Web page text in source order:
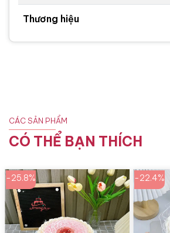
Thương hiệu
CÁC SẢN PHẨM
CÓ THỂ BẠN THÍCH
-25.8% -22.4%